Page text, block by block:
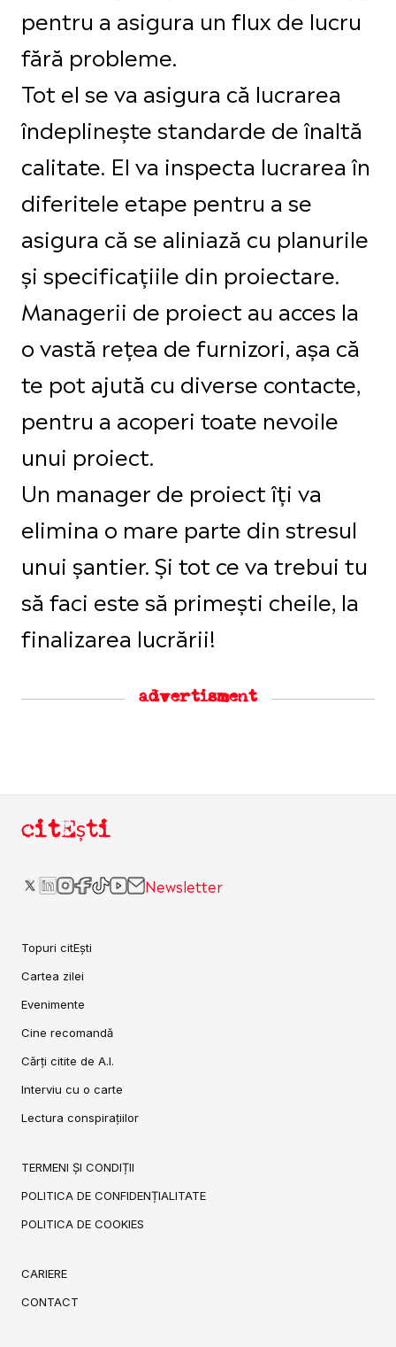
pentru a asigura un flux de lucru
fără probleme.
Tot el se va asigura că lucrarea
îndeplinește standarde de înaltă
calitate. El va inspecta lucrarea în
diferitele etape pentru a se
asigura că se aliniază cu planurile
și specificațiile din proiectare.
Managerii de proiect au acces la
o vastă rețea de furnizori, așa că
te pot ajută cu diverse contacte,
pentru a acoperi toate nevoile
unui proiect.
Un manager de proiect îți va
elimina o mare parte din stresul
unui șantier. Și tot ce va trebui tu
să faci este să primești cheile, la
finalizarea lucrării!
advertisment
citEști
Newsletter
Topuri citEști
Cartea zilei
Evenimente
Cine recomandă
Cărți citite de A.I.
Interviu cu o carte
Lectura conspirațiilor
TERMENI ȘI CONDIȚII
POLITICA DE CONFIDENȚIALITATE
POLITICA DE COOKIES
CARIERE
CONTACT